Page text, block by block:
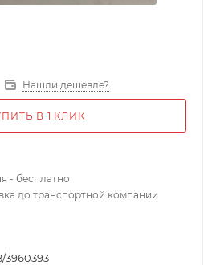
Нашли дешевле?
В 1 КЛИК
- бесплатно
до транспортной компании
3960393